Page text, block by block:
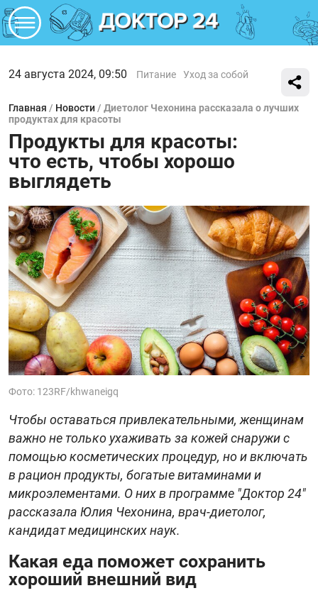
24 августа 2024, 09:50 Питание Уход за собой
Главная / Новости / Диетолог Чехонина рассказала о лучших
продуктах для красоты
Продукты для красоты:
что есть, чтобы хорошо
выглядеть
Фото: 123RF/khwaneigq
Чтобы оставаться привлекательными, женщинам
важно не только ухаживать за кожей снаружи с
помощью косметических процедур, но и включать
в рацион продукты, богатые витаминами и
микроэлементами. О них в программе "Доктор 24"
рассказала Юлия Чехонина, врач-диетолог,
кандидат медицинских наук.
Какая еда поможет сохранить
хороший внешний вид